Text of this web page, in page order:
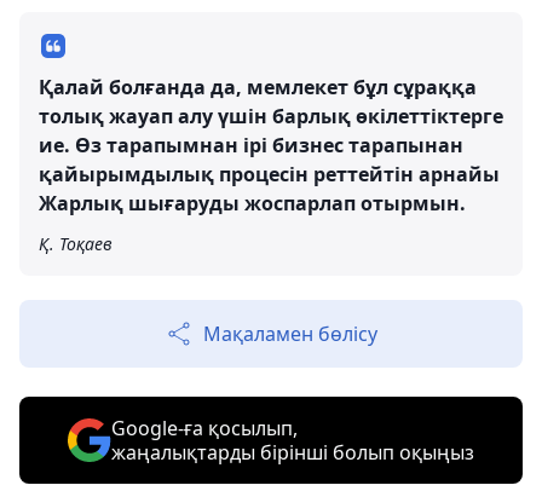
Қалай болғанда да, мемлекет бұл сұраққа
толық жауап алу үшін барлық өкілеттіктерге
ие. Өз тарапымнан ірі бизнес тарапынан
қайырымдылық процесін реттейтін арнайы
Жарлық шығаруды жоспарлап отырмын.
Қ. Тоқаев
Мақаламен бөлісу
Google-ға қосылып,
жаңалықтарды бірінші болып оқыңыз